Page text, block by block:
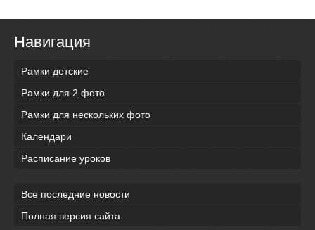
Навигация
Рамки детские
Рамки для 2 фото
Рамки для нескольких фото
Календари
Расписание уроков
Все последние новости
Полная версия сайта